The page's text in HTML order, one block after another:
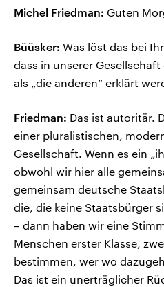
Michel Friedman: Guten
Büüsker: Was löst das bei
dass in unserer
als „die anderen“ erklärt
Friedman: Das ist autoritär.
einer pluralistischen,
Gesellschaft. Wenn es ein
obwohl wir hier alle
gemeinsam deutsche
die, die keine Staatsbürger
– dann haben wir eine
Menschen erster Klasse,
bestimmen, wer wo
Das ist ein unerträglicher